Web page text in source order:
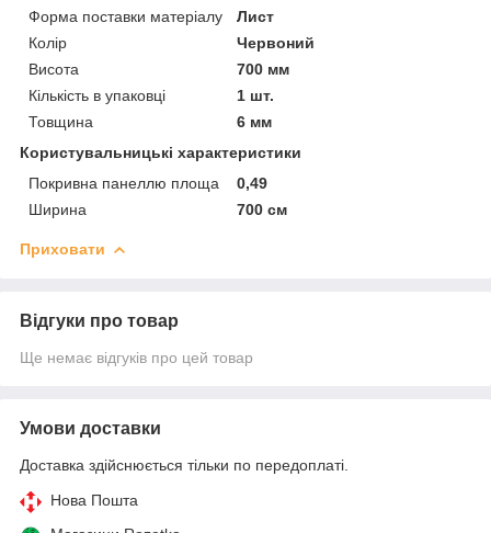
Форма поставки матеріалу
Лист
Колір
Червоний
Висота
700 мм
Кількість в упаковці
1 шт.
Товщина
6 мм
Користувальницькі характеристики
Покривна панеллю площа
0,49
Ширина
700 см
Приховати
Відгуки про товар
Ще немає відгуків про цей товар
Умови доставки
Доставка здійснюється тільки по передоплаті.
Нова Пошта